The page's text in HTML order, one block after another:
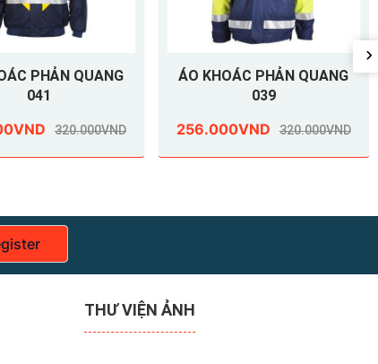
PHẢN QUANG
041
320.000VND
ÁO KHOÁC PHẢN QUANG
039
256.000VND 320.000VND
THƯ VIỆN ẢNH